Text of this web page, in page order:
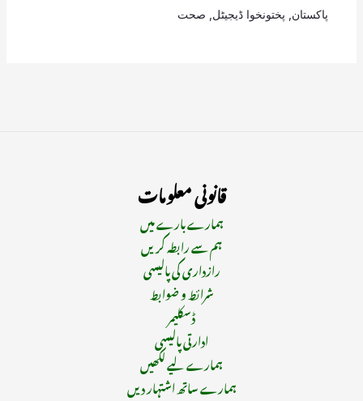
پاکستان پختونخوا ڈیجیٹل صحت
قانونی معلومات
ہمارے بارے میں
ہم سے رابطہ کریں
رازداری کی پالیسی
شرائط و ضوابط
ڈسکلیمر
ادارتی پالیسی
ہمارے لیے لکھیں
ہمارے ساتھ اشتہار دیں